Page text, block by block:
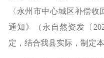
〈永州市中心城区补偿
通知》
（ 永自然资发〔
定，结合我县实际，制定本